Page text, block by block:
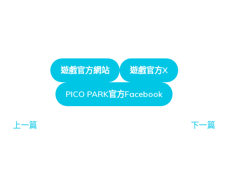
遊戲官方網站 遊戲官方X
PICO PARK官方Facebook
上一篇 下一篇